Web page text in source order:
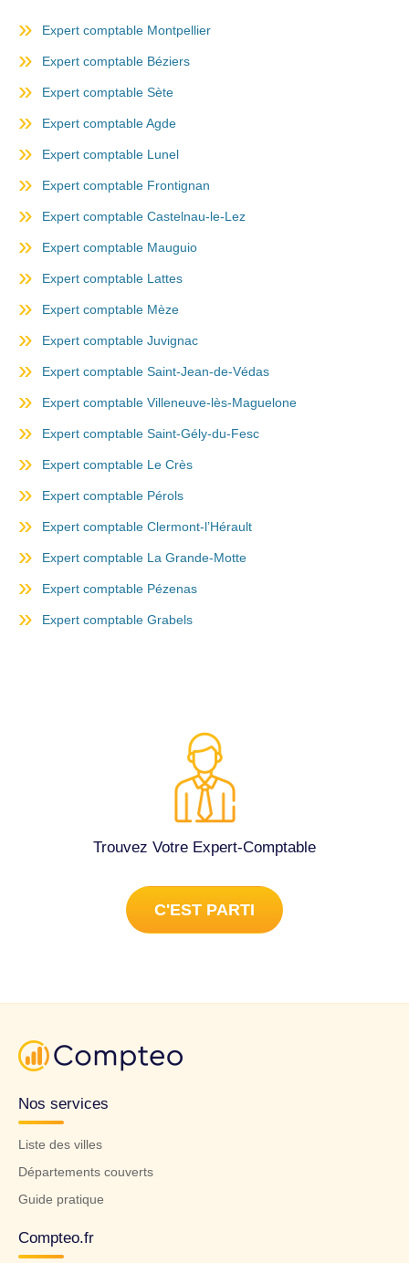
Expert comptable Montpellier
Expert comptable Béziers
Expert comptable Sète
Expert comptable Agde
Expert comptable Lunel
Expert comptable Frontignan
Expert comptable Castelnau-le-Lez
Expert comptable Mauguio
Expert comptable Lattes
Expert comptable Mèze
Expert comptable Juvignac
Expert comptable Saint-Jean-de-Védas
Expert comptable Villeneuve-lès-Maguelone
Expert comptable Saint-Gély-du-Fesc
Expert comptable Le Crès
Expert comptable Pérols
Expert comptable Clermont-l’Hérault
Expert comptable La Grande-Motte
Expert comptable Pézenas
Expert comptable Grabels
Trouvez Votre Expert-Comptable
C'EST PARTI
Nos services
Liste des villes
Départements couverts
Guide pratique
Compteo.fr